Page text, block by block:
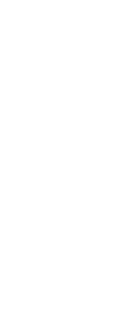
da kaže da